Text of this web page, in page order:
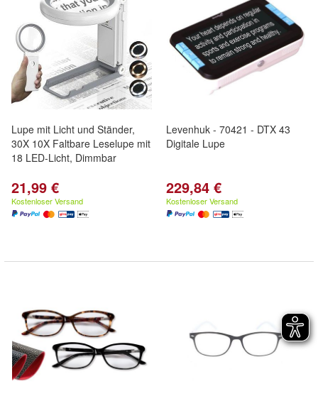
Lupe mit Licht und Ständer,
30X 10X Faltbare Leselupe mit
18 LED-Licht, Dimmbar
21,99 €
Kostenloser Versand
Levenhuk - 70421 - DTX 43
Digitale Lupe
229,84 €
Kostenloser Versand